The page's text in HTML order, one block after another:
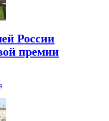
России
премии